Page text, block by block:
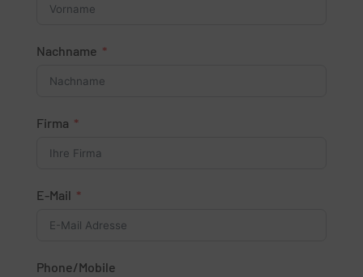
Nachname
Firma
E-Mail
Phone/Mobile